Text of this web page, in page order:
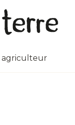
agriculteur